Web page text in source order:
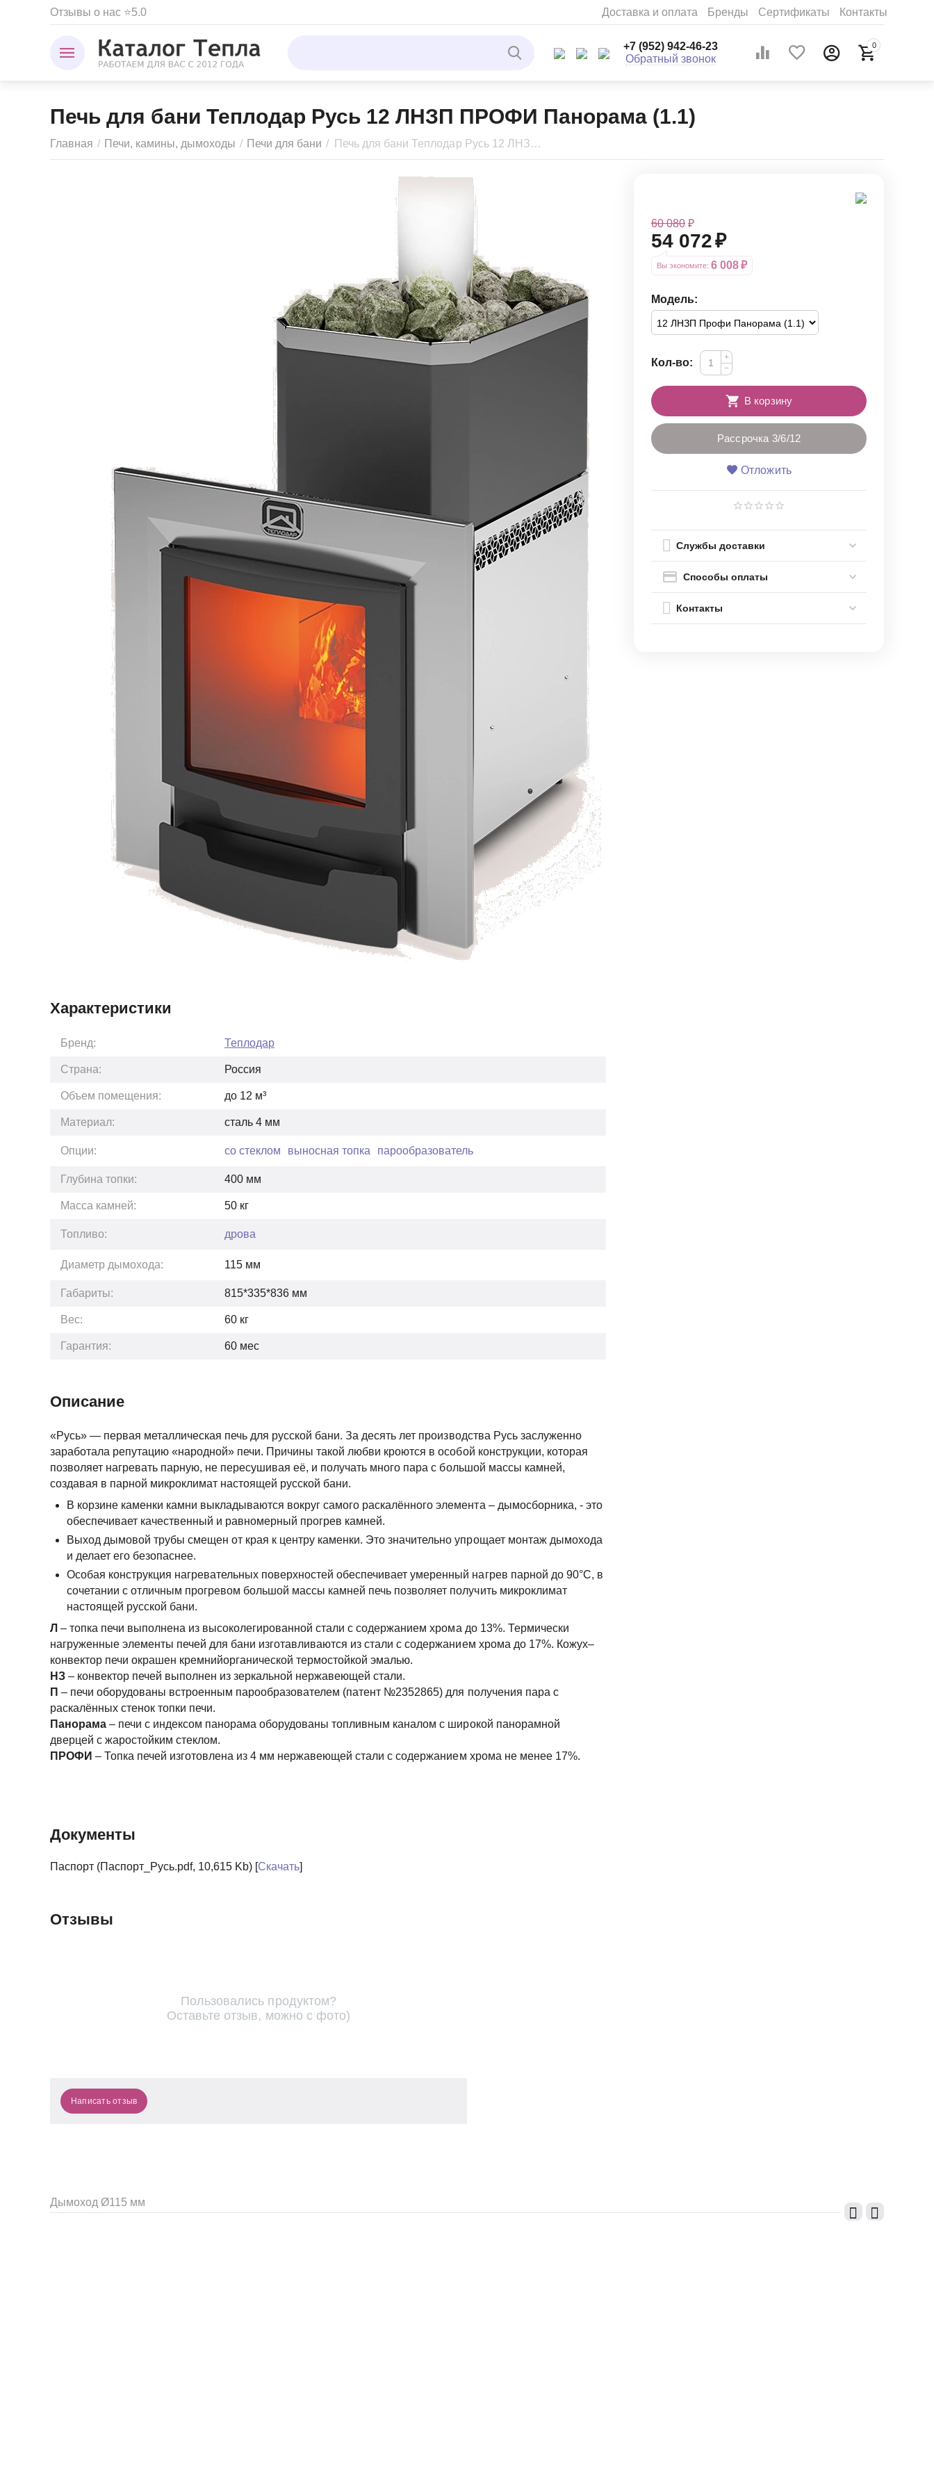
Отзывы о нас ⭐5.0 Доставка и оплата Бренды Сертификаты Контакты
+7 (952) 942-46-23
Обратный звонок
0
Печь для бани Теплодар Русь 12 ЛНЗП ПРОФИ Панорама (1.1)
Главная / Печи, камины, дымоходы / Печи для бани / Печь для бани Теплодар Русь 12 ЛНЗП ПРОФИ Панорама (1.1)
Характеристики
Бренд: Теплодар
Страна: Россия
Объем помещения: до 12 м³
Материал: сталь 4 мм
Опции: со стеклом выносная топка парообразователь
Глубина топки: 400 мм
Масса камней: 50 кг
Топливо: дрова
Диаметр дымохода: 115 мм
Габариты: 815*335*836 мм
Вес: 60 кг
Гарантия: 60 мес
Описание
«Русь» — первая металлическая печь для русской бани. За десять лет производства Русь заслуженно
заработала репутацию «народной» печи. Причины такой любви кроются в особой конструкции, которая
позволяет нагревать парную, не пересушивая её, и получать много пара с большой массы камней,
создавая в парной микроклимат настоящей русской бани.
В корзине каменки камни выкладываются вокруг самого раскалённого элемента – дымосборника, - это
обеспечивает качественный и равномерный прогрев камней.
Выход дымовой трубы смещен от края к центру каменки. Это значительно упрощает монтаж дымохода
и делает его безопаснее.
Особая конструкция нагревательных поверхностей обеспечивает умеренный нагрев парной до 90°С, в
сочетании с отличным прогревом большой массы камней печь позволяет получить микроклимат
настоящей русской бани.
Л – топка печи выполнена из высоколегированной стали с содержанием хрома до 13%. Термически
нагруженные элементы печей для бани изготавливаются из стали с содержанием хрома до 17%. Кожух–
конвектор печи окрашен кремнийорганической термостойкой эмалью.
НЗ – конвектор печей выполнен из зеркальной нержавеющей стали.
П – печи оборудованы встроенным парообразователем (патент №2352865) для получения пара с
раскалённых стенок топки печи.
Панорама – печи с индексом панорама оборудованы топливным каналом с широкой панорамной
дверцей с жаростойким стеклом.
ПРОФИ – Топка печей изготовлена из 4 мм нержавеющей стали с содержанием хрома не менее 17%.
Документы
Паспорт (Паспорт_Русь.pdf, 10,615 Kb) [Скачать]
Отзывы
Пользовались продуктом?
Оставьте отзыв, можно с фото)
Написать отзыв
60 080 ₽
54 072₽
Вы экономите: 6 008₽
Модель:
Кол-во:
+
−
В корзину
Рассрочка 3/6/12
Отложить
Службы доставки
Способы оплаты
Контакты
Дымоход Ø115 мм